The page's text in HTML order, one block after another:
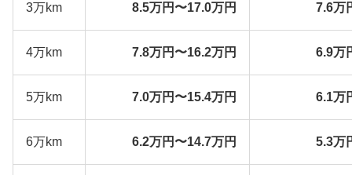
3万km 8.5万円〜17.0万円 7.6万
4万km 7.8万円〜16.2万円 6.9万
5万km 7.0万円〜15.4万円 6.1万
6万km 6.2万円〜14.7万円 5.3万